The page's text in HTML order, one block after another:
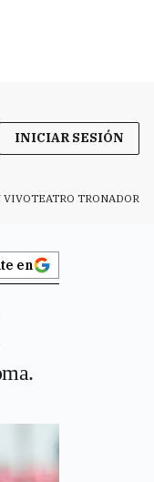
INICIAR SESIÓN
VIVOTEATRO TRONADOR
en